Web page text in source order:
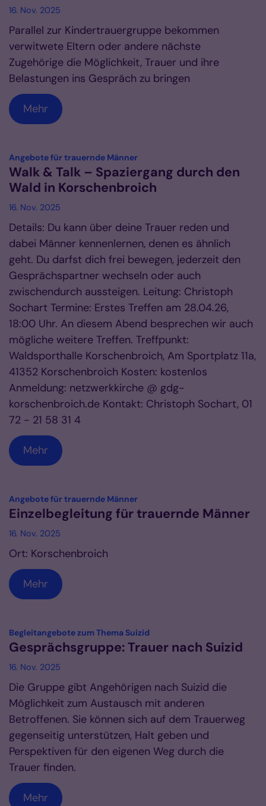
16. Nov. 2025
Parallel zur Kindertrauergruppe bekommen
verwitwete Eltern oder andere nächste
Zugehörige die Möglichkeit, Trauer und ihre
Belastungen ins Gespräch zu bringen
Mehr
Angebote für trauernde Männer:
Walk & Talk – Spaziergang durch den
Wald in Korschenbroich
16. Nov. 2025
Details: Du kann über deine Trauer reden und
dabei Männer kennenlernen, denen es ähnlich
geht. Du darfst dich frei bewegen, jederzeit den
Gesprächspartner wechseln oder auch
zwischendurch aussteigen. Leitung: Christoph
Sochart Termine: Erstes Treffen am 28.04.26,
18:00 Uhr. An diesem Abend besprechen wir auch
mögliche weitere Treffen. Treffpunkt:
Waldsporthalle Korschenbroich, Am Sportplatz 11a,
41352 Korschenbroich Kosten: kostenlos
Anmeldung: netzwerkkirche @ gdg-
korschenbroich.de Kontakt: Christoph Sochart, 01
72 - 21 58 31 4
Mehr
Angebote für trauernde Männer:
Einzelbegleitung für trauernde Männer
16. Nov. 2025
Ort: Korschenbroich
Mehr
Begleitangebote zum Thema Suizid
Gesprächsgruppe: Trauer nach Suizid
16. Nov. 2025
Die Gruppe gibt Angehörigen nach Suizid die
Möglichkeit zum Austausch mit anderen
Betroffenen. Sie können sich auf dem Trauerweg
gegenseitig unterstützen, Halt geben und
Perspektiven für den eigenen Weg durch die
Trauer finden.
Mehr